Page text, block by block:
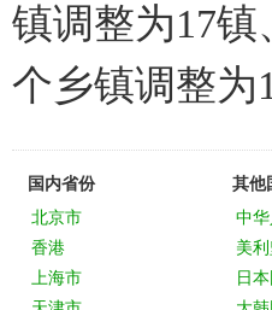
镇调整为17镇
个乡镇调整为